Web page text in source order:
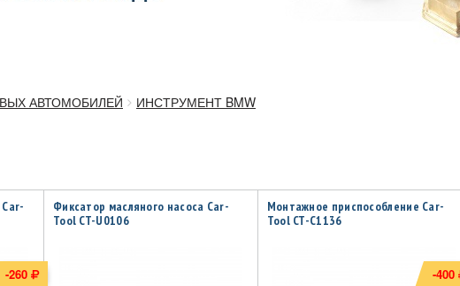
АВТОМОБИЛЕЙ ИНСТРУМЕНТ BMW
-260
Фиксатор масляного насоса Car-
Tool CT-U0106
Монтажное приспособление Car-
Tool CT-C1136
-400